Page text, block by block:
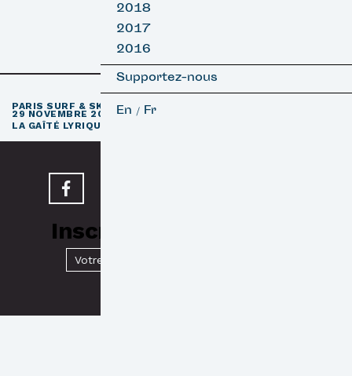
2018
2017
2016
Supportez-nous
En / Fr
PARIS SURF & SKATEBOARD FILM FESTIVAL
29 NOVEMBRE 2026
LA GAÎTÉ LYRIQUE · PARIS 3
Inscrivez-vous à notre